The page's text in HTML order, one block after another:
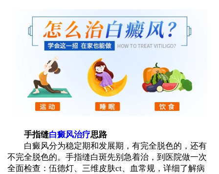
手指缝白癜风治疗思路
白癜风分为稳定期和发展期，有完全脱色的，还有
不完全脱色的。手指缝白斑先别急着治，到医院做一次
全面检查：伍德灯、三维皮肤ct、血常规，详细了解病